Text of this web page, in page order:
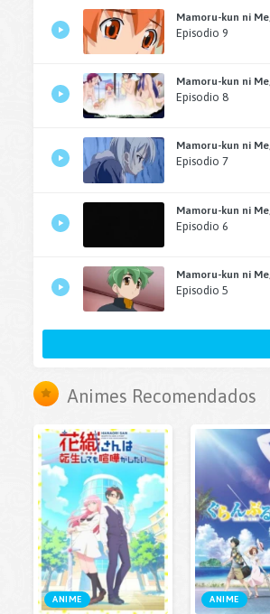
Mamoru-kun ni
Episodio 9
Mamoru-kun ni
Episodio 8
Mamoru-kun ni
Episodio 7
Mamoru-kun ni
Episodio 6
Mamoru-kun ni
Episodio 5
Animes Recomendados
ANIME ANIME